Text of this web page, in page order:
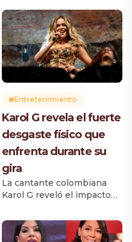
Entretenimiento
Karol G revela el fuerte
desgaste físico que
enfrenta durante su
gira
La cantante colombiana
Karol G reveló el impacto
mantener el intenso ritmo
de su gira mundial